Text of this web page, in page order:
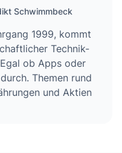
Schwimmbeck
1999, kommt
Technik-
ob Apps oder
Themen rund
und Aktien